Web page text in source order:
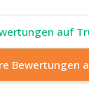
auf
Bewertungen